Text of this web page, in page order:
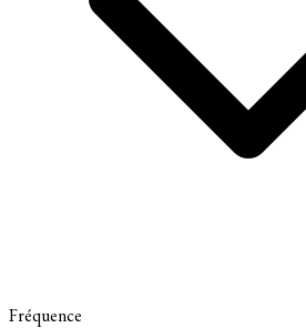
Fréquence